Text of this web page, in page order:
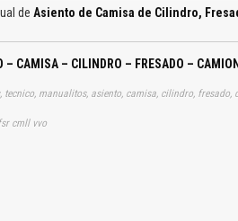
de Asiento de Camisa de Cilindro,
– CAMISA – CILINDRO – FRESADO –
tecnico, manualitos, asiento, camisa, cilindro,
cmll vvo